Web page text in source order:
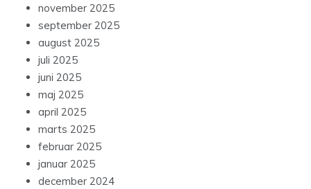
november 2025
september 2025
august 2025
juli 2025
juni 2025
maj 2025
april 2025
marts 2025
februar 2025
januar 2025
december 2024